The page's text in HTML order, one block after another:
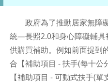
政府為了推動居家無障
統—長照2.0和身心障礙輔具
供購買補助。例如前面提到
合【補助項目 - 扶手(每十公
【補助項目 - 可動式扶手(